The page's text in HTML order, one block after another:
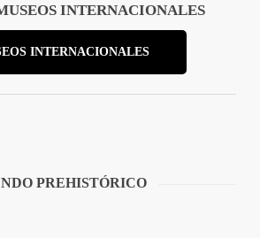
INTERNACIONALES
INTERNACIONALES
PREHISTÓRICO